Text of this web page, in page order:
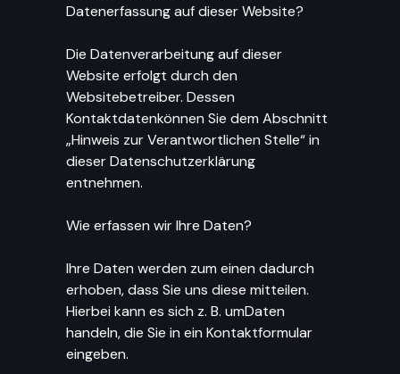
Datenerfassung auf dieser Website?
Die Datenverarbeitung auf dieser
Website erfolgt durch den
Websitebetreiber. Dessen
Kontaktdatenkönnen Sie dem Abschnitt
„Hinweis zur Verantwortlichen Stelle“ in
dieser Datenschutzerklärung
entnehmen.
Wie erfassen wir Ihre Daten?
Ihre Daten werden zum einen dadurch
erhoben, dass Sie uns diese mitteilen.
Hierbei kann es sich z. B. umDaten
handeln, die Sie in ein Kontaktformular
eingeben.